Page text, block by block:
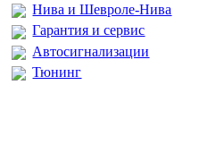
Нива и Шевроле-Нива
Гарантия и сервис
Автосигнализации
Тюнинг